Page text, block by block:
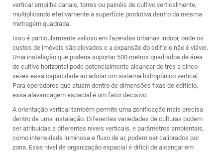
vertical empilha canais, torres ou painéis de cultivo verticalmente,
multiplicando efetivamente a superfície produtiva dentro da mesma
metragem quadrada.
Isso é particularmente valioso em fazendas urbanas indoor, onde os
custos de imóveis são elevados e a expansão do edifício não é viável.
Uma instalação que poderia suportar 500 metros quadrados de área
de cultivo horizontal pode potencialmente alcançar de três a cinco
vezes essa capacidade ao adotar um sistema hidropônico vertical.
Para operadores que atuam dentro de dimensões fixas de edifício,
essa alavancagem espacial é um fator decisivo.
A orientação vertical também permite uma zonificação mais precisa
dentro de uma instalação. Diferentes variedades de culturas podem
ser atribuídas a diferentes níveis verticais, e parâmetros ambientais,
como intensidade luminosa e fluxo de ar, podem ser calibrados por
zona. Esse nível de organização espacial é difícil de alcançar em